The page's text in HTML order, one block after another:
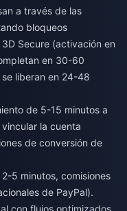
a través de las
bloqueos
Secure (activación en
en 30-60
liberan en 24-48
de 5-15 minutos a
la cuenta
de conversión de
5 minutos, comisiones
de PayPal).
con flujos optimizados